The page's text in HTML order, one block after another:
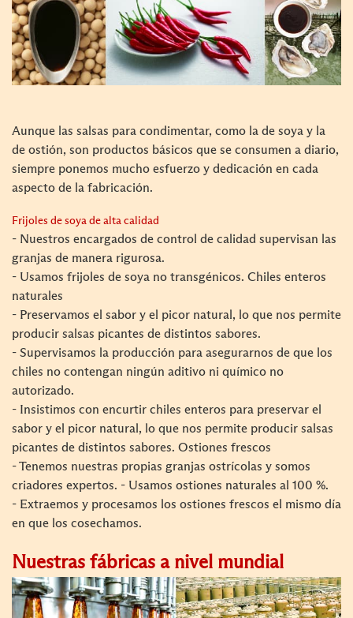
Aunque las salsas para condimentar, como la de soya y la
de ostión, son productos básicos que se consumen a diario,
siempre ponemos mucho esfuerzo y dedicación en cada
aspecto de la fabricación.
Frijoles de soya de alta calidad
- Nuestros encargados de control de calidad supervisan las
granjas de manera rigurosa.
- Usamos frijoles de soya no transgénicos. Chiles enteros
naturales
- Preservamos el sabor y el picor natural, lo que nos permite
producir salsas picantes de distintos sabores.
- Supervisamos la producción para asegurarnos de que los
chiles no contengan ningún aditivo ni químico no
autorizado.
- Insistimos con encurtir chiles enteros para preservar el
sabor y el picor natural, lo que nos permite producir salsas
picantes de distintos sabores. Ostiones frescos
- Tenemos nuestras propias granjas ostrícolas y somos
criadores expertos. - Usamos ostiones naturales al 100 %.
- Extraemos y procesamos los ostiones frescos el mismo día
en que los cosechamos.
Nuestras fábricas a nivel mundial